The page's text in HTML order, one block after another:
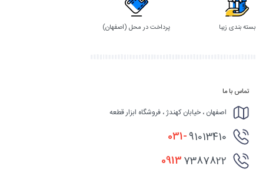
بسته بندی زیبا پرداخت در محل (اصفهان)
تماس با ما
اصفهان ، خیابان کهندژ ، فروشگاه ابزار قطعه
031-91013410
09137387822